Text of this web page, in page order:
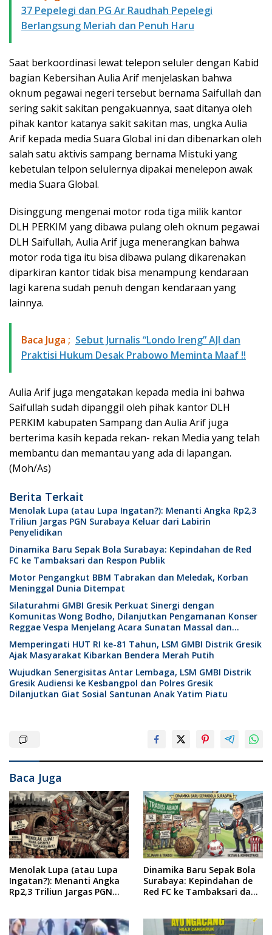
37 Pepelegi dan PG Ar Raudhah Pepelegi
Berlangsung Meriah dan Penuh Haru
Saat berkoordinasi lewat telepon seluler dengan Kabid
bagian Kebersihan Aulia Arif menjelaskan bahwa
oknum pegawai negeri tersebut bernama Saifullah dan
sering sakit sakitan pengakuannya, saat ditanya oleh
pihak kantor katanya sakit sakitan mas, ungka Aulia
Arif kepada media Suara Global ini dan dibenarkan oleh
salah satu aktivis sampang bernama Mistuki yang
kebetulan telpon selulernya dipakai menelepon awak
media Suara Global.
Disinggung mengenai motor roda tiga milik kantor
DLH PERKIM yang dibawa pulang oleh oknum pegawai
DLH Saifullah, Aulia Arif juga menerangkan bahwa
motor roda tiga itu bisa dibawa pulang dikarenakan
diparkiran kantor tidak bisa menampung kendaraan
lagi karena sudah penuh dengan kendaraan yang
lainnya.
Baca Juga ; Sebut Jurnalis “Londo Ireng” AJI dan
Praktisi Hukum Desak Prabowo Meminta Maaf !!
Aulia Arif juga mengatakan kepada media ini bahwa
Saifullah sudah dipanggil oleh pihak kantor DLH
PERKIM kabupaten Sampang dan Aulia Arif juga
berterima kasih kepada rekan- rekan Media yang telah
membantu dan memantau yang ada di lapangan.
(Moh/As)
Berita Terkait
Menolak Lupa (atau Lupa Ingatan?): Menanti Angka Rp2,3
Triliun Jargas PGN Surabaya Keluar dari Labirin
Penyelidikan
Dinamika Baru Sepak Bola Surabaya: Kepindahan de Red
FC ke Tambaksari dan Respon Publik
Motor Pengangkut BBM Tabrakan dan Meledak, Korban
Meninggal Dunia Ditempat
Silaturahmi GMBI Gresik Perkuat Sinergi dengan
Komunitas Wong Bodho, Dilanjutkan Pengamanan Konser
Reggae Vespa Menjelang Acara Sunatan Massal dan
Santunan Anak Yatim
Memperingati HUT RI ke-81 Tahun, LSM GMBI Distrik Gresik
Ajak Masyarakat Kibarkan Bendera Merah Putih
Wujudkan Senergisitas Antar Lembaga, LSM GMBI Distrik
Gresik Audiensi ke Kesbangpol dan Polres Gresik
Dilanjutkan Giat Sosial Santunan Anak Yatim Piatu
Baca Juga
Menolak Lupa (atau Lupa
Ingatan?): Menanti Angka
Rp2,3 Triliun Jargas PGN
Dinamika Baru Sepak Bola
Surabaya: Kepindahan de
Red FC ke Tambaksari dan